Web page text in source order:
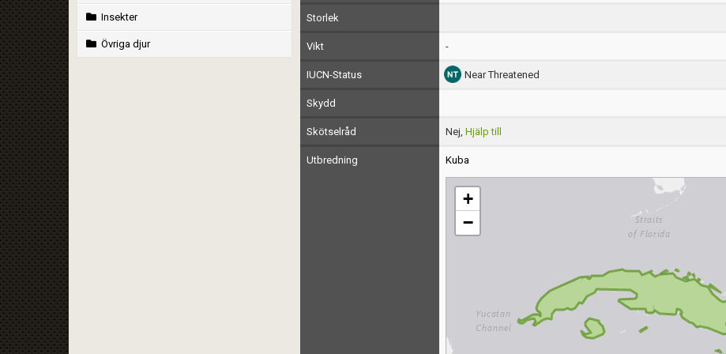
Insekter
Övriga djur
Storlek
Vikt -
IUCN-Status Near Threatened
Skydd
Skötselråd Nej, Hjälp till
Utbredning Kuba
+
−